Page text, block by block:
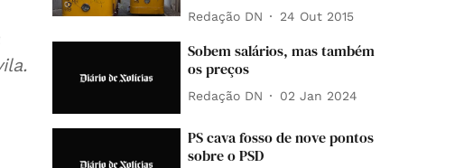
Redação DN 24 Out 2015
Sobem salários, mas também
os preços
Redação DN 02 Jan 2024
PS cava fosso de nove pontos
sobre o PSD